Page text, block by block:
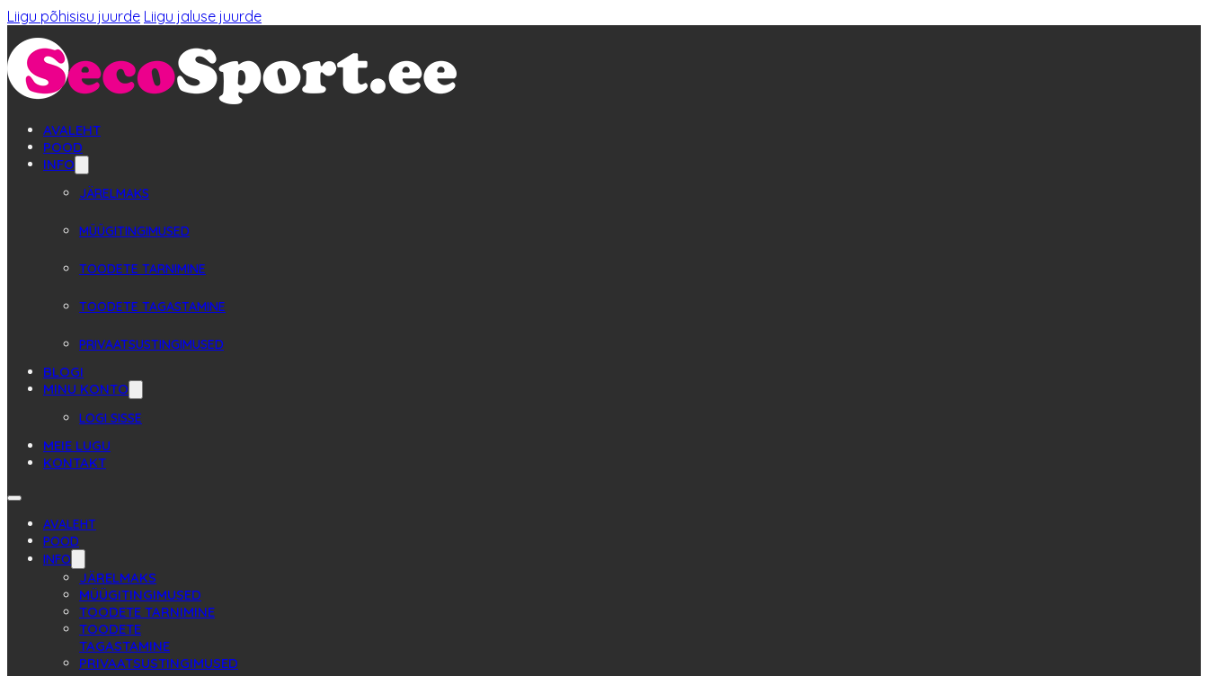
Liigu põhisisu juurde Liigu jaluse juurde
AVALEHT
POOD
INFO
JÄRELMAKS
MÜÜGITINGIMUSED
TOODETE TARNIMINE
TOODETE TAGASTAMINE
PRIVAATSUSTINGIMUSED
BLOGI
MINU KONTO
LOGI SISSE
MEIE LUGU
KONTAKT
AVALEHT
POOD
INFO
JÄRELMAKS
MÜÜGITINGIMUSED
TOODETE TARNIMINE
TOODETE
TAGASTAMINE
PRIVAATSUSTINGIMUSED